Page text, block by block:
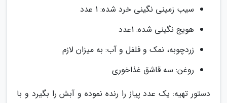
سیب زمینی نگینی خرد شده: 1 عدد
هویج نگینی شده: 1عدد
زردچوبه، نمک و فلفل و آب: به میزان لازم
روغن: سه قاشق غذاخوری
دستور تهیه: یک عدد پیاز را رنده نموده و آبش را بگیرد و با